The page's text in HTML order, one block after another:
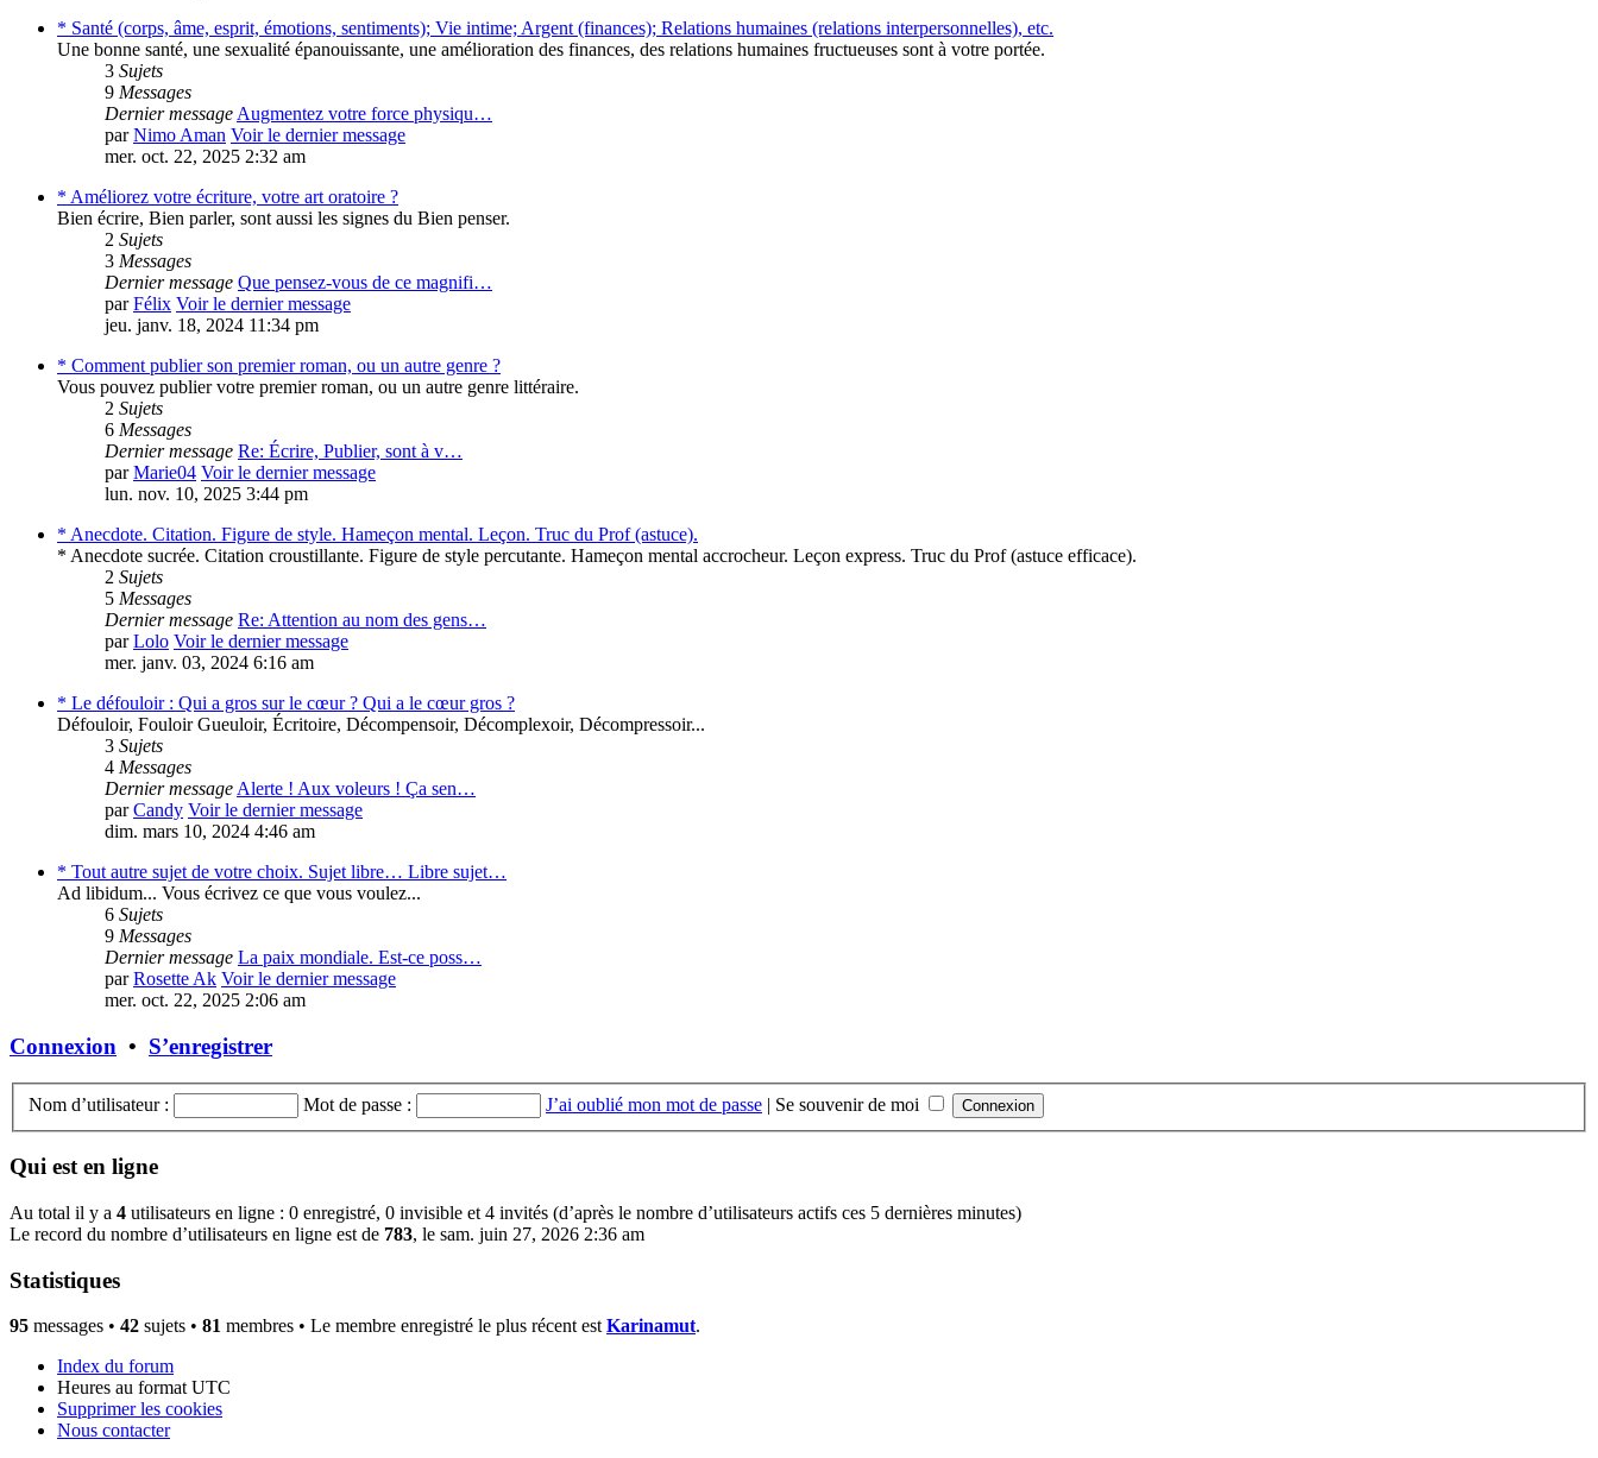
* Santé (corps, âme, esprit, émotions, sentiments); Vie intime; Argent (finances); Relations humaines (relations interpersonnelles), etc.
Une bonne santé, une sexualité épanouissante, une amélioration des finances, des relations humaines fructueuses sont à votre portée.
3 Sujets
9 Messages
Dernier messageAugmentez votre force physiqu…
parNimo Aman Voir le dernier message
mer. oct. 22, 2025 2:32 am
* Améliorez votre écriture, votre art oratoire ?
Bien écrire, Bien parler, sont aussi les signes du Bien penser.
2 Sujets
3 Messages
Dernier message Que pensez-vous de ce magnifi…
parFélix Voir le dernier message
jeu. janv. 18, 2024 11:34 pm
* Comment publier son premier roman, ou un autre genre ?
Vous pouvez publier votre premier roman, ou un autre genre littéraire.
2 Sujets
6 Messages
Dernier message Re: Écrire, Publier, sont à v…
parMarie04 Voir le dernier message
lun. nov. 10, 2025 3:44 pm
* Anecdote. Citation. Figure de style. Hameçon mental. Leçon. Truc du Prof (astuce).
* Anecdote sucrée. Citation croustillante. Figure de style percutante. Hameçon mental accrocheur. Leçon express. Truc du Prof (astuce efficace).
2 Sujets
5 Messages
Dernier message Re: Attention au nom des gens…
parLolo Voir le dernier message
mer. janv. 03, 2024 6:16 am
* Le défouloir : Qui a gros sur le cœur ? Qui a le cœur gros ?
Défouloir, Fouloir Gueuloir, Écritoire, Décompensoir, Décomplexoir, Décompressoir...
3 Sujets
4 Messages
Dernier messageAlerte ! Aux voleurs ! Ça sen…
parCandy Voir le dernier message
dim. mars 10, 2024 4:46 am
* Tout autre sujet de votre choix. Sujet libre… Libre sujet…
Ad libidum... Vous écrivez ce que vous voulez...
6 Sujets
9 Messages
Dernier message La paix mondiale. Est-ce poss…
parRosette Ak Voir le dernier message
mer. oct. 22, 2025 2:06 am
Connexion • S’enregistrer
Nom d’utilisateur : Mot de passe : J’ai oublié mon mot de passe | Se souvenir de moi
Qui est en ligne
Au total il y a 4 utilisateurs en ligne : 0 enregistré, 0 invisible et 4 invités (d’après le nombre d’utilisateurs actifs ces 5 dernières minutes)
Le record du nombre d’utilisateurs en ligne est de 783, le sam. juin 27, 2026 2:36 am
Statistiques
95 messages • 42 sujets • 81 membres • Le membre enregistré le plus récent est Karinamut.
Index du forum
Heures au format UTC
Supprimer les cookies
Nous contacter